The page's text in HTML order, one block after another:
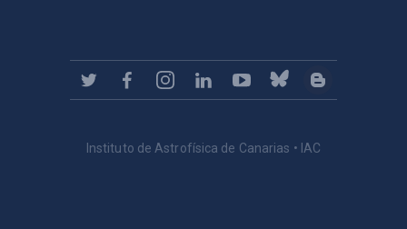
Instituto de Astrofísica de Canarias • IAC